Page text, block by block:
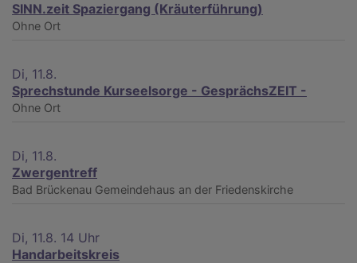
SINN.zeit Spaziergang (Kräuterführung)
Ohne Ort
Di, 11.8.
Sprechstunde Kurseelsorge - GesprächsZEIT -
Ohne Ort
Di, 11.8.
Zwergentreff
Bad Brückenau Gemeindehaus an der Friedenskirche
Di, 11.8. 14 Uhr
Handarbeitskreis